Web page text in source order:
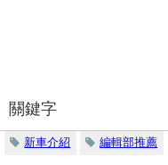
關鍵字
新車介紹 編輯部推薦